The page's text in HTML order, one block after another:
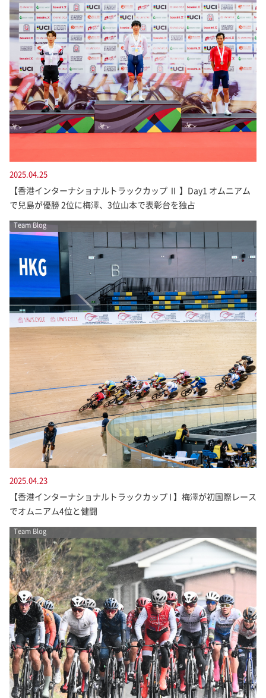
2025.04.25
【香港インターナショナルトラックカップ Ⅱ 】Day1 オムニアム
で兒島が優勝 2位に梅澤、3位山本で表彰台を独占
Team Blog
2025.04.23
【香港インターナショナルトラックカップ I 】梅澤が初国際レース
でオムニアム4位と健闘
Team Blog